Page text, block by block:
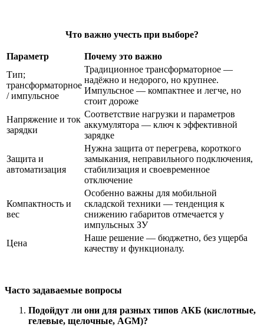
Что важно учесть при выборе?
Параметр
Почему это важно
Тип;
трансформаторное
/ импульсное
Традиционное трансформаторное —
надёжно и недорого, но крупнее.
Импульсное — компактнее и легче, но
стоит дороже
Напряжение и ток
зарядки
Соответствие нагрузки и параметров
аккумулятора — ключ к эффективной
зарядке
Защита и
автоматизация
Нужна защита от перегрева, короткого
замыкания, неправильного подключения,
стабилизация и своевременное
отключение
Компактность и
вес
Особенно важны для мобильной
складской техники — тенденция к
снижению габаритов отмечается у
импульсных ЗУ
Цена
Наше решение — бюджетно, без ущерба
качеству и функционалу.
Часто задаваемые вопросы
Подойдут ли они для разных типов АКБ (кислотные,
гелевые, щелочные, AGM)?